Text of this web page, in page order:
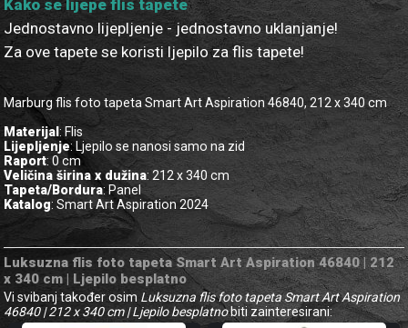
Kako se lijepe flis tapete
Jednostavno lijepljenje - jednostavno uklanjanje!
Za ove tapete se koristi ljepilo za flis tapete!
Marburg flis foto tapeta Smart Art Aspiration 46840, 212 x 340 cm
Materijal: Flis
Lijepljenje: Ljepilo se nanosi samo na zid
Raport: 0 cm
Veličina širina x dužina: 212 x 340 cm
Tapeta/Bordura: Panel
Katalog: Smart Art Aspiration 2024
Luksuzna flis foto tapeta Smart Art Aspiration 46840 | 212
x 340 cm | Ljepilo besplatno
Vi svibanj također osim Luksuzna flis foto tapeta Smart Art Aspiration
46840 | 212 x 340 cm | Ljepilo besplatnobiti zainteresirani: